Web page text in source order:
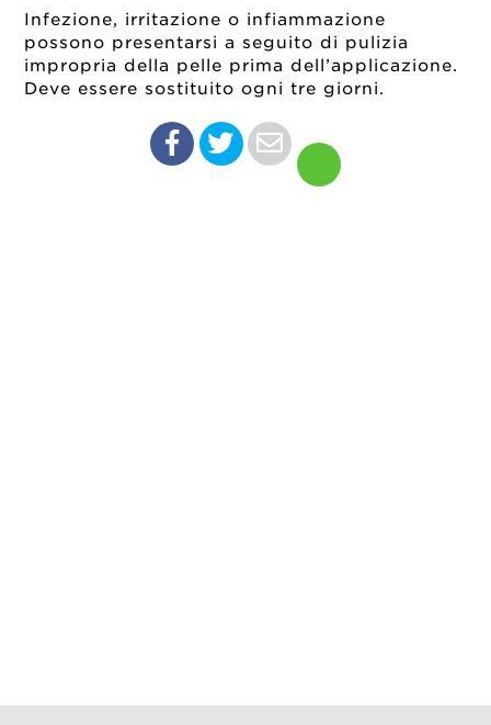
Infezione, irritazione o infiammazione
possono presentarsi a seguito di pulizia
impropria della pelle prima dell’applicazione.
Deve essere sostituito ogni tre giorni.